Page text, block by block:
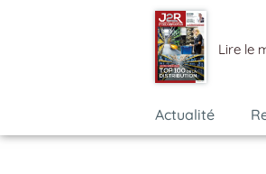
Lire le
Actualité